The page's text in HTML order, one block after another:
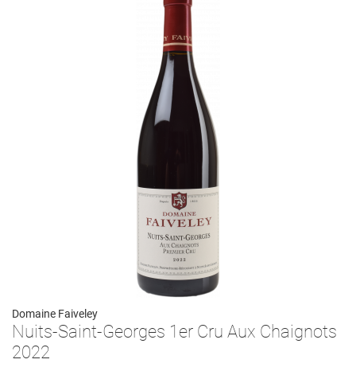
Domaine Faiveley
Nuits-Saint-Georges 1er Cru Aux Chaignots
2022